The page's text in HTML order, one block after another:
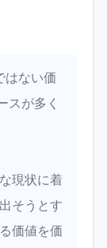
はない価
スが多く
現状に着
そうとす
価値を価